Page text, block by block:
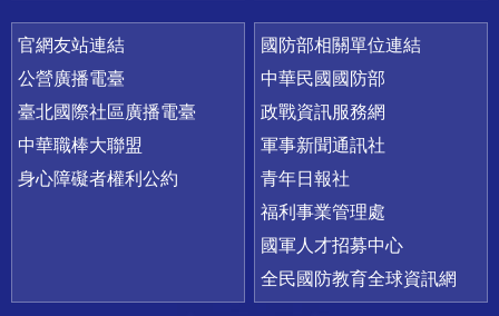
官網友站連結
公營廣播電臺
臺北國際社區廣播電臺
中華職棒大聯盟
身心障礙者權利公約
國防部相關單位連結
中華民國國防部
政戰資訊服務網
軍事新聞通訊社
青年日報社
福利事業管理處
國軍人才招募中心
全民國防教育全球資訊網